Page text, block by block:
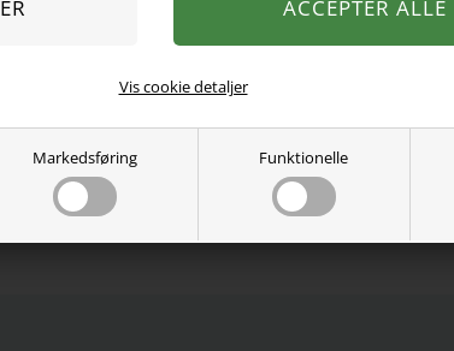
Markedsføring Funktionelle
Vis cookie detaljer
Se mere fraName It